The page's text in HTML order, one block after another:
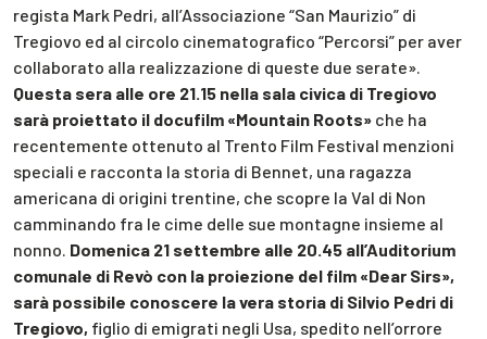
regista Mark Pedri, all’Associazione “San Maurizio” di
Tregiovo ed al circolo cinematografico “Percorsi” per aver
collaborato alla realizzazione di queste due serate».
Questa sera alle ore 21.15 nella sala civica di Tregiovo
sarà proiettato il docufilm «Mountain Roots» che ha
recentemente ottenuto al Trento Film Festival menzioni
speciali e racconta la storia di Bennet, una ragazza
americana di origini trentine, che scopre la Val di Non
camminando fra le cime delle sue montagne insieme al
nonno. Domenica 21 settembre alle 20.45 all’Auditorium
comunale di Revò con la proiezione del film «Dear Sirs»,
sarà possibile conoscere la vera storia di Silvio Pedri di
Tregiovo, figlio di emigrati negli Usa, spedito nell’orrore